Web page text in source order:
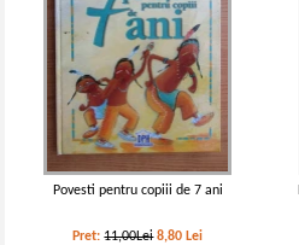
L. Frank Baum - Vrajitorul din Oz
IN STOC
Pret: 10,00Lei 7,00Lei
Adaugă în coș
-30%
Povesti pentru copiii de 7 ani
Pret:11,00Lei 8,80 Lei